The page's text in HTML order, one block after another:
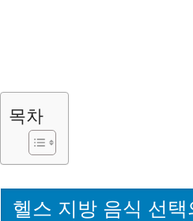
목차
헬스 지방 음식 선